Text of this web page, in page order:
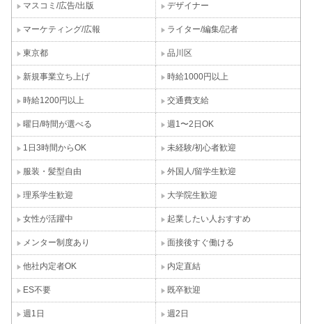
マスコミ/広告/出版 デザイナー
マーケティング/広報 ライター/編集/記者
東京都 品川区
新規事業立ち上げ 時給1000円以上
時給1200円以上 交通費支給
曜日/時間が選べる 週1〜2日OK
1日3時間からOK 未経験/初心者歓迎
服装・髪型自由 外国人/留学生歓迎
理系学生歓迎 大学院生歓迎
女性が活躍中 起業したい人おすすめ
メンター制度あり 面接後すぐ働ける
他社内定者OK 内定直結
ES不要 既卒歓迎
週1日 週2日